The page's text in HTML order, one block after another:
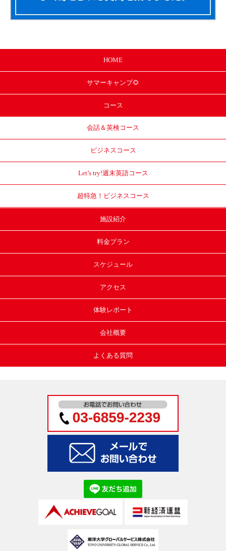
HOME
サマーキャンプ🌻
コース
会話＆英検コース
ビジネスコース
Let’s try!週末英語コース
超特急！ ビジネスコース
施設紹介
料金プラン
スケジュール
アクセス
体験レポート
会社概要
よくある質問